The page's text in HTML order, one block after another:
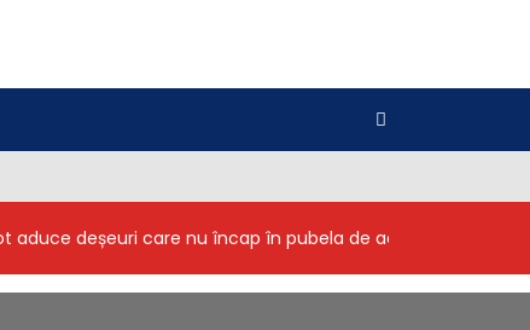
deșeuri care nu încap în pubela de acasă